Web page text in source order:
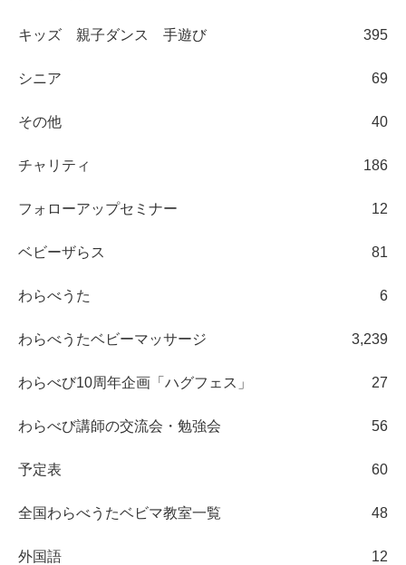
キッズ 親子ダンス 手遊び 395
シニア 69
その他 40
チャリティ 186
フォローアップセミナー 12
ベビーザらス 81
わらべうた 6
わらべうたベビーマッサージ 3,239
わらべび10周年企画「ハグフェス」 27
わらべび講師の交流会・勉強会 56
予定表 60
全国わらべうたベビマ教室一覧 48
外国語 12